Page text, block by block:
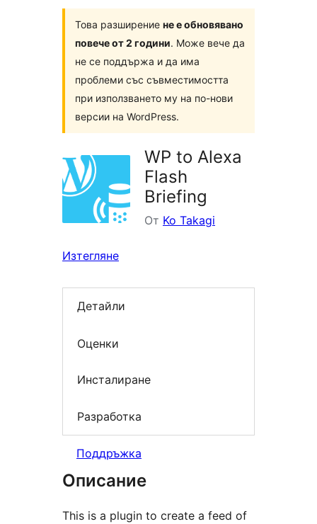
Това разширение не е обновявано
повече от 2 години. Може вече да
не се поддържа и да има
проблеми със съвместимостта
при използването му на по-нови
версии на WordPress.
WP to Alexa
Flash
Briefing
От Ko Takagi
Изтегляне
Детайли
Оценки
Инсталиране
Разработка
Поддръжка
Описание
This is a plugin to create a feed of